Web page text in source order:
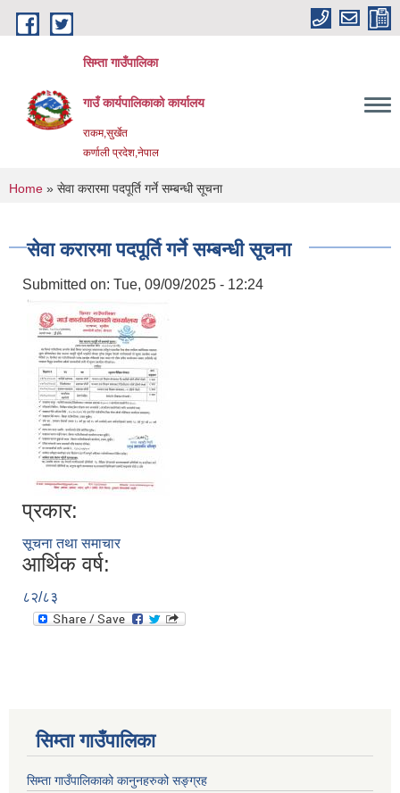
Skip to main content
सिम्ता गाउँपालिका
गाउँ कार्यपालिकाको कार्यालय
राकम,सुर्खेत
कर्णाली प्रदेश,नेपाल
You are here
Home » सेवा करारमा पदपूर्ति गर्ने सम्बन्धी सूचना
सेवा करारमा पदपूर्ति गर्ने सम्बन्धी सूचना
Submitted on: Tue, 09/09/2025 - 12:24
प्रकार:
सूचना तथा समाचार
आर्थिक वर्ष:
८२/८३
सिम्ता गाउँपालिका
सिम्ता गाउँपालिकाको कानुनहरुको सङ्ग्रह